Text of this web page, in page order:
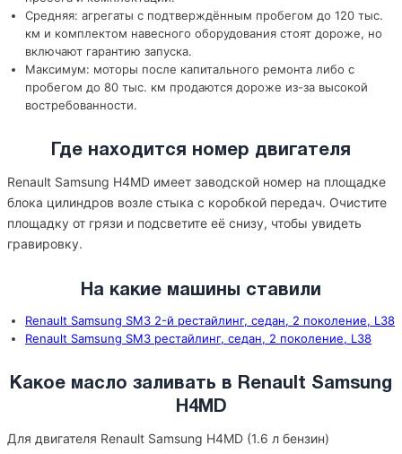
Средняя: агрегаты с подтверждённым пробегом до 120 тыс.
км и комплектом навесного оборудования стоят дороже, но
включают гарантию запуска.
Максимум: моторы после капитального ремонта либо с
пробегом до 80 тыс. км продаются дороже из-за высокой
востребованности.
Где находится номер двигателя
Renault Samsung H4MD имеет заводской номер на площадке
блока цилиндров возле стыка с коробкой передач. Очистите
площадку от грязи и подсветите её снизу, чтобы увидеть
гравировку.
На какие машины ставили
Renault Samsung SM3 2-й рестайлинг, седан, 2 поколение, L38
Renault Samsung SM3 рестайлинг, седан, 2 поколение, L38
Какое масло заливать в Renault Samsung
H4MD
Для двигателя Renault Samsung H4MD (1.6 л бензин)